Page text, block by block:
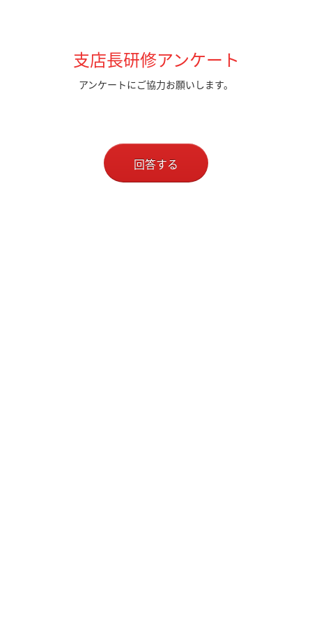
支店長研修アンケート
アンケートにご協力お願いします。
回答する